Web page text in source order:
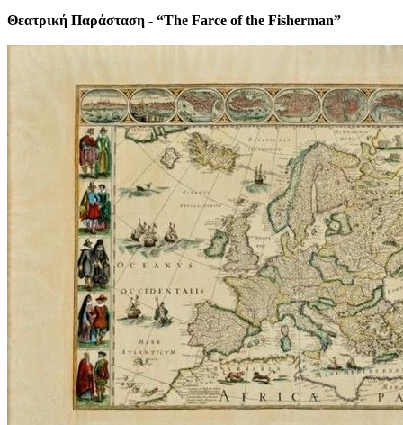
Θεατρική Παράσταση - “The Farce of the Fisherman”